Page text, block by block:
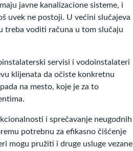
javne kanalizacione sisteme, i
uvek ne postoji. U većini slučajeva
treba voditi računa u tom slučaju
servisi i vodoinstalateri
klijenata da očiste konkretnu
na mesto, koje je za to
i sprečavanje neugodnih
potrebnu za efikasno čišćenje
mogu pružiti i druge usluge vezane